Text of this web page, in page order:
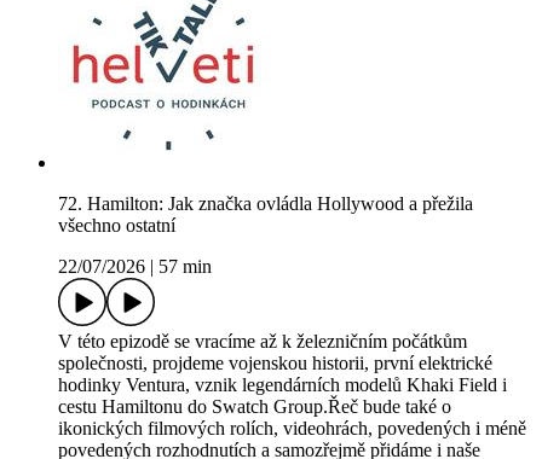
72. Hamilton: Jak značka ovládla Hollywood a přežila
všechno ostatní
22/07/2026
57 min
V této epizodě se vracíme až k železničním počátkům
společnosti, projdeme vojenskou historii, první elektrické
hodinky Ventura, vznik legendárních modelů Khaki Field i
cestu Hamiltonu do Swatch Group.Řeč bude také o
ikonických filmových rolích, videohrách, povedených i méně
povedených rozhodnutích a samozřejmě přidáme i naše